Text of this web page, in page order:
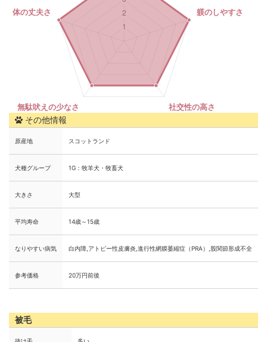
その他情報
原産地 スコットランド
犬種グループ 1G：牧羊犬・牧畜犬
大きさ 大型
平均寿命 14歳～15歳
なりやすい病気 白内障,アトピー性皮膚炎,進行性網膜萎縮症（PRA）,股関節形成不全
参考価格 20万円前後
被毛
抜け毛 多い